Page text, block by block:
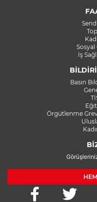
Sosyal
İş
Basın
Örgütlenme